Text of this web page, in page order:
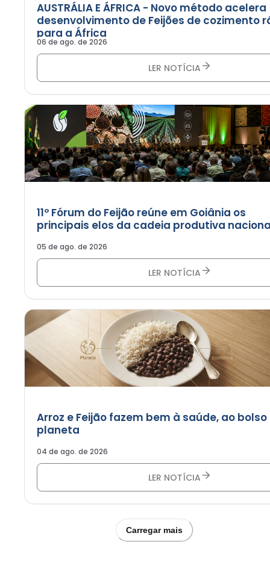
AUSTRÁLIA E ÁFRICA - Novo método acelera
desenvolvimento de Feijões de cozimento
para a África
06 de ago. de 2026
LER NOTÍCIA
11º Fórum do Feijão reúne em Goiânia os
principais elos da cadeia produtiva
05 de ago. de 2026
LER NOTÍCIA
Arroz e Feijão fazem bem à saúde, ao bolso
planeta
04 de ago. de 2026
LER NOTÍCIA
Carregar mais